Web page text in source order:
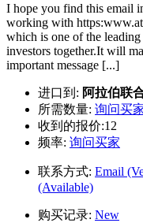
I hope you find this email
working with
which is one of the
investors together.It will
important message [...]
进口到: 阿拉伯联
所需数量: 询问买
收到的报价:12
频率: 询问买家
联系方式: Email
(Available)
购买记录: New